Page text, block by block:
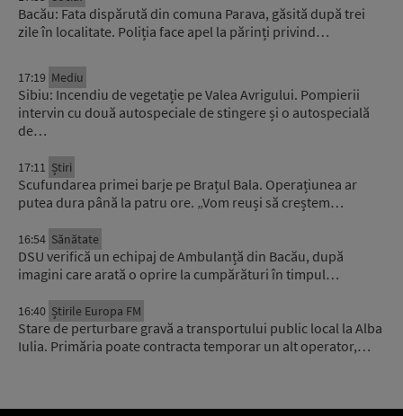
Bacău: Fata dispărută din comuna Parava, găsită după trei
zile în localitate. Poliția face apel la părinți privind…
17:19 Mediu
Sibiu: Incendiu de vegetație pe Valea Avrigului. Pompierii
intervin cu două autospeciale de stingere și o autospecială
de…
17:11 Știri
Scufundarea primei barje pe Brațul Bala. Operațiunea ar
putea dura până la patru ore. „Vom reuși să creștem…
16:54 Sănătate
DSU verifică un echipaj de Ambulanță din Bacău, după
imagini care arată o oprire la cumpărături în timpul…
16:40 Știrile Europa FM
Stare de perturbare gravă a transportului public local la Alba
Iulia. Primăria poate contracta temporar un alt operator,…